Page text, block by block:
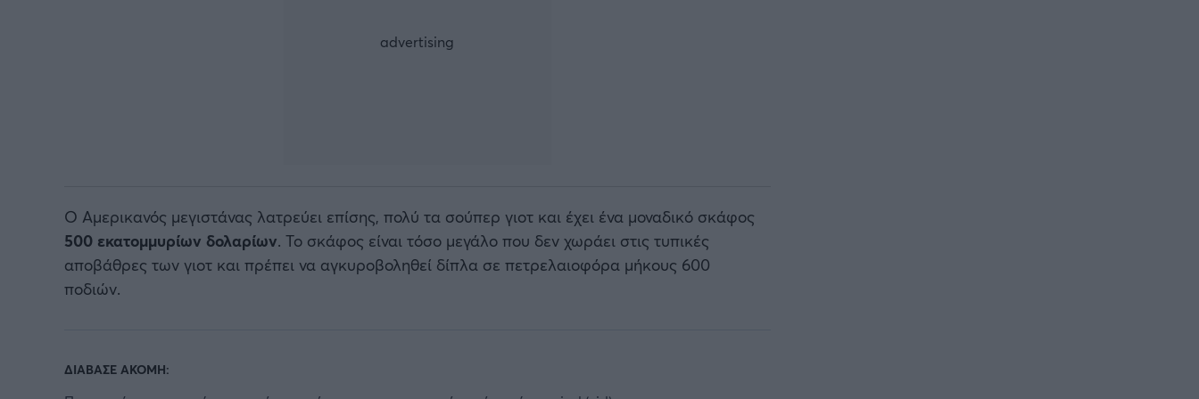
Ο Αμερικανός μεγιστάνας λατρεύει επίσης, πολύ τα σούπερ γιοτ και έχει ένα μοναδικό σκάφος
500 εκατομμυρίων δολαρίων. Το σκάφος είναι τόσο μεγάλο που δεν χωράει στις τυπικές
αποβάθρες των γιοτ και πρέπει να αγκυροβοληθεί δίπλα σε πετρελαιοφόρα μήκους 600
ποδιών.
ΔΙΑΒΑΣΕ ΑΚΟΜΗ: